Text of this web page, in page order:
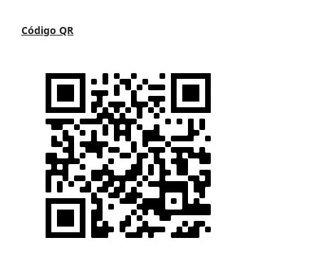
Código QR